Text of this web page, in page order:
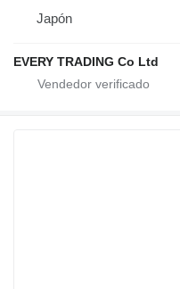
Japón
EVERY TRADING Co Ltd